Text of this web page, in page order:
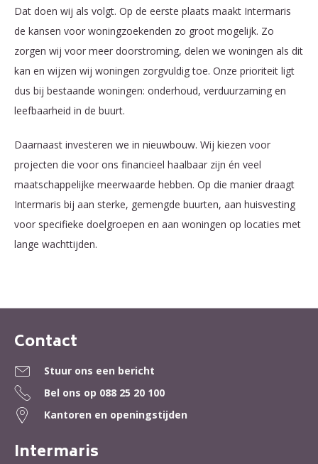
Dat doen wij als volgt. Op de eerste plaats maakt Intermaris
de kansen voor woningzoekenden zo groot mogelijk. Zo
zorgen wij voor meer doorstroming, delen we woningen als dit
kan en wijzen wij woningen zorgvuldig toe. Onze prioriteit ligt
dus bij bestaande woningen: onderhoud, verduurzaming en
leefbaarheid in de buurt.
Daarnaast investeren we in nieuwbouw. Wij kiezen voor
projecten die voor ons financieel haalbaar zijn én veel
maatschappelijke meerwaarde hebben. Op die manier draagt
Intermaris bij aan sterke, gemengde buurten, aan huisvesting
voor specifieke doelgroepen en aan woningen op locaties met
lange wachttijden.
Contactinformatie
Contact
Stuur ons een bericht
Bel ons op 088 25 20 100
Kantoren en openingstijden
Intermaris